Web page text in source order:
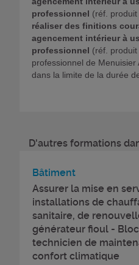
professionnel (réf.
réaliser des finitions
agencement intérieur à
professionnel (réf.
professionnel de
dans la limite de la durée
D'autres formations
Bâtiment
Assurer la mise en
installations de
sanitaire, de
générateur fioul -
technicien de
confort climatique